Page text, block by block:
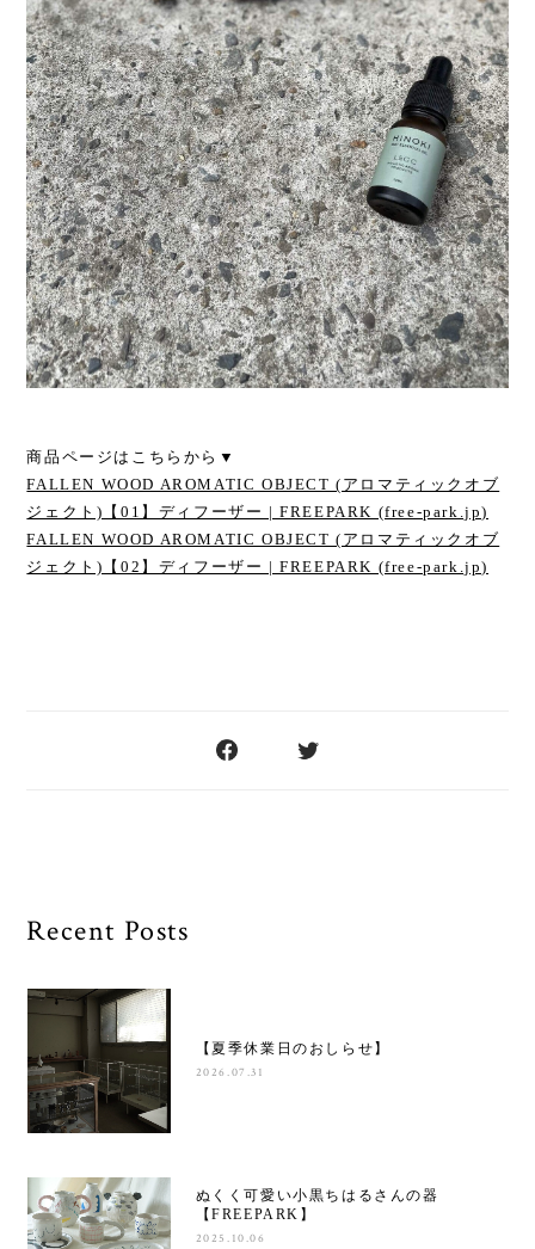
商品ページはこちらから▼
FALLEN WOOD AROMATIC OBJECT (アロマティックオブ
ジェクト)【01】ディフーザー | FREEPARK (free-park.jp)
FALLEN WOOD AROMATIC OBJECT (アロマティックオブ
ジェクト)【02】ディフーザー | FREEPARK (free-park.jp)
Recent Posts
【夏季休業日のおしらせ】
2026.07.31
ぬくく可愛い小黒ちはるさんの器
【FREEPARK】
2025.10.06